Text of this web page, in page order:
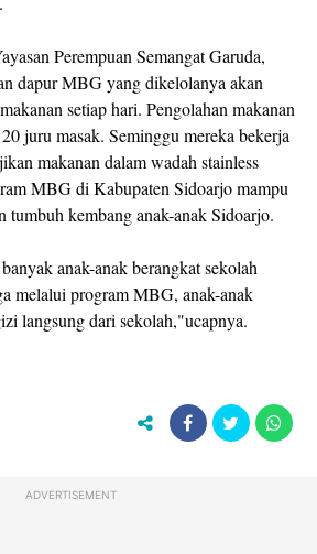
Perempuan Semangat Garuda,
dapur MBG yang dikelolanya akan
setiap hari. Pengolahan makanan
juru masak. Seminggu mereka bekerja
makanan dalam wadah stainless
MBG di Kabupaten Sidoarjo mampu
tumbuh kembang anak-anak Sidoarjo.
anak-anak berangkat sekolah
melalui program MBG, anak-anak
langsung dari sekolah,"ucapnya.
ADVERTISEMENT